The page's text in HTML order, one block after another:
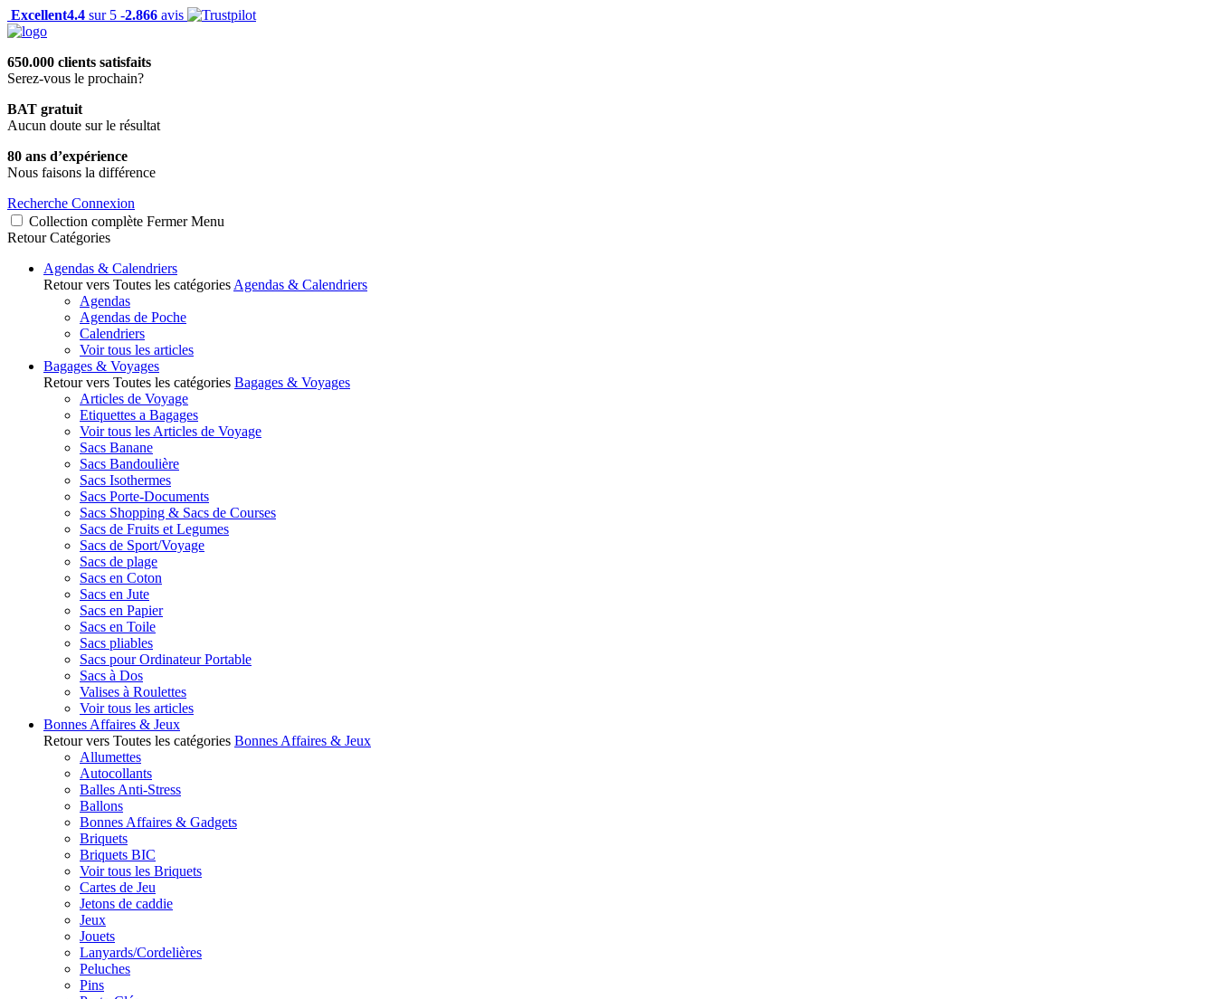
Excellent4.4 sur 5 -2.866 avis
650.000 clients satisfaits
Serez-vous le prochain?
BAT gratuit
Aucun doute sur le résultat
80 ans d’expérience
Nous faisons la différence
Recherche Connexion
Collection complète Fermer Menu
Retour Catégories
Agendas & Calendriers
Retour vers Toutes les catégories Agendas & Calendriers
Agendas
Agendas de Poche
Calendriers
Voir tous les articles
Bagages & Voyages
Retour vers Toutes les catégories Bagages & Voyages
Articles de Voyage
Etiquettes a Bagages
Voir tous les Articles de Voyage
Sacs Banane
Sacs Bandoulière
Sacs Isothermes
Sacs Porte-Documents
Sacs Shopping & Sacs de Courses
Sacs de Fruits et Legumes
Sacs de Sport/Voyage
Sacs de plage
Sacs en Coton
Sacs en Jute
Sacs en Papier
Sacs en Toile
Sacs pliables
Sacs pour Ordinateur Portable
Sacs à Dos
Valises à Roulettes
Voir tous les articles
Bonnes Affaires & Jeux
Retour vers Toutes les catégories Bonnes Affaires & Jeux
Allumettes
Autocollants
Balles Anti-Stress
Ballons
Bonnes Affaires & Gadgets
Briquets
Briquets BIC
Voir tous les Briquets
Cartes de Jeu
Jetons de caddie
Jeux
Jouets
Lanyards/Cordelières
Peluches
Pins